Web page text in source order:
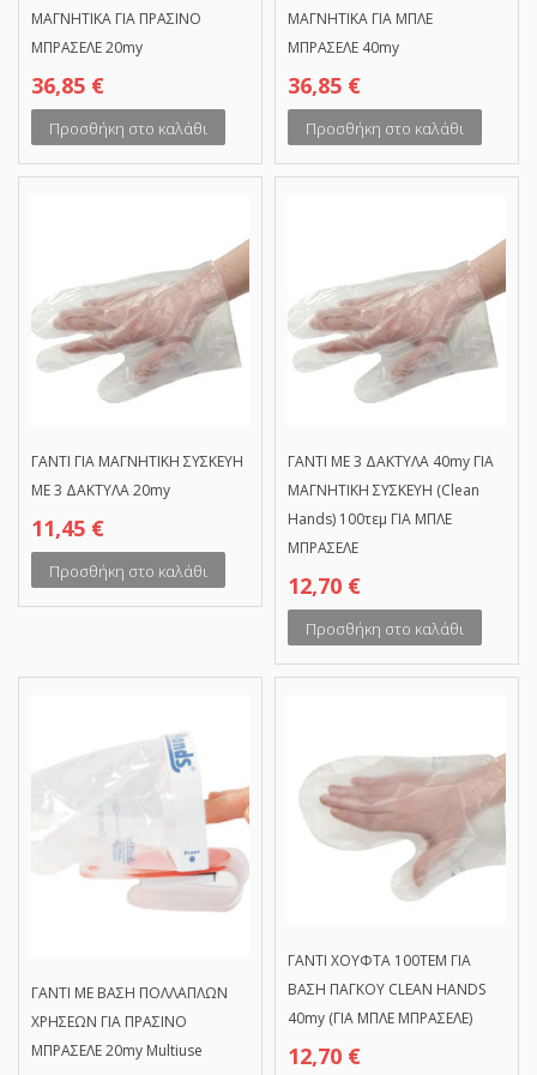
ΜΑΓΝΗΤΙΚΑ ΓΙΑ ΠΡΑΣΙΝΟ
ΜΠΡΑΣΕΛΕ 20my
36,85 €
Προσθήκη στο καλάθι
ΜΑΓΝΗΤΙΚΑ ΓΙΑ ΜΠΛΕ
ΜΠΡΑΣΕΛΕ 40my
36,85 €
Προσθήκη στο καλάθι
ΓΑΝΤΙ ΓΙΑ ΜΑΓΝΗΤΙΚΗ ΣΥΣΚΕΥΗ
ΜΕ 3 ΔΑΚΤΥΛΑ 20my
11,45 €
Προσθήκη στο καλάθι
ΓΑΝΤΙ ΜΕ 3 ΔΑΚΤΥΛΑ 40my ΓΙΑ
ΜΑΓΝΗΤΙΚΗ ΣΥΣΚΕΥΗ (Clean
Hands) 100τεμ ΓΙΑ ΜΠΛΕ
ΜΠΡΑΣΕΛΕ
12,70 €
Προσθήκη στο καλάθι
ΓΑΝΤΙ ΜΕ ΒΑΣΗ ΠΟΛΛΑΠΛΩΝ
ΧΡΗΣΕΩΝ ΓΙΑ ΠΡΑΣΙΝΟ
ΜΠΡΑΣΕΛΕ 20my Multiuse
ΓΑΝΤΙ ΧΟΥΦΤΑ 100ΤΕΜ ΓΙΑ
ΒΑΣΗ ΠΑΓΚΟΥ CLEAN HANDS
40my (ΓΙΑ ΜΠΛΕ ΜΠΡΑΣΕΛΕ)
12,70 €